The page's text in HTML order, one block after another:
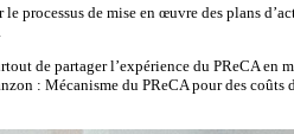
de mise en œuvre des plans
de partager l’expérience du PReCA
: Mécanisme du PReCA pour des